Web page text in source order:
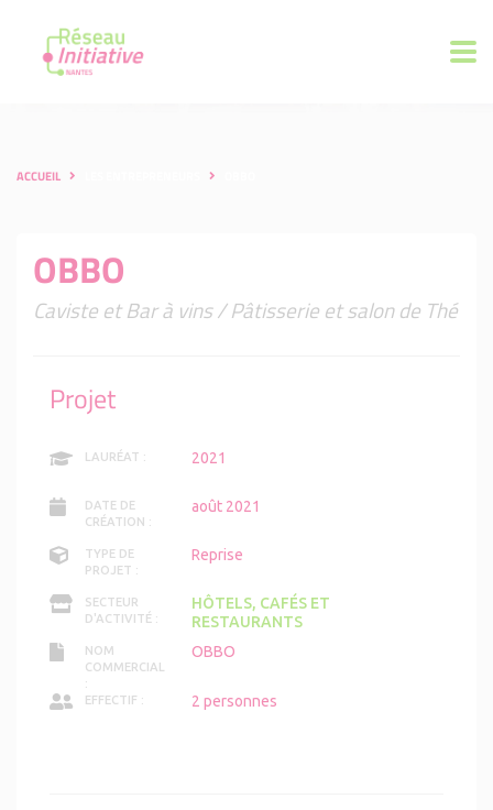
ACCUEIL
OBBO
Caviste et Bar à vins / Pâtisserie et salon de Thé
Projet
LAURÉAT : 2021
DATE DE
CRÉATION :
août 2021
TYPE DE
PROJET :
Reprise
SECTEUR
D'ACTIVITÉ :
HÔTELS, CAFÉS ET
RESTAURANTS
NOM
COMMERCIAL
:
OBBO
EFFECTIF : 2 personnes